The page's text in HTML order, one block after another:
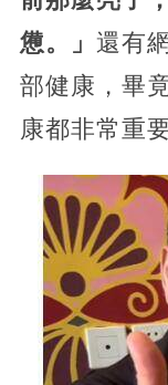
憊。」 還有
部健康，畢
康都非常重